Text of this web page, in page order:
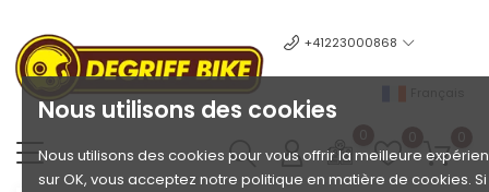
Nous utilisons des cookies
Nous utilisons des cookies pour vous offrir la meilleure
sur OK, vous acceptez notre politique en matière de cookies.
+41223000868